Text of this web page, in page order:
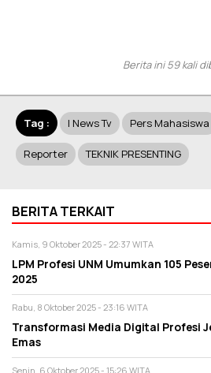
Berita ini 59 kali
Tag : I News Tv Pers Mahasiswa
Reporter TEKNIK PRESENTING
BERITA TERKAIT
Kamis, 9 Oktober 2025 - 22:37 WITA
LPM Profesi UNM Umumkan 105
2025
Rabu, 8 Oktober 2025 - 23:16 WITA
Transformasi Media Digital Profesi
Emas
Senin, 6 Oktober 2025 - 15:26 WITA